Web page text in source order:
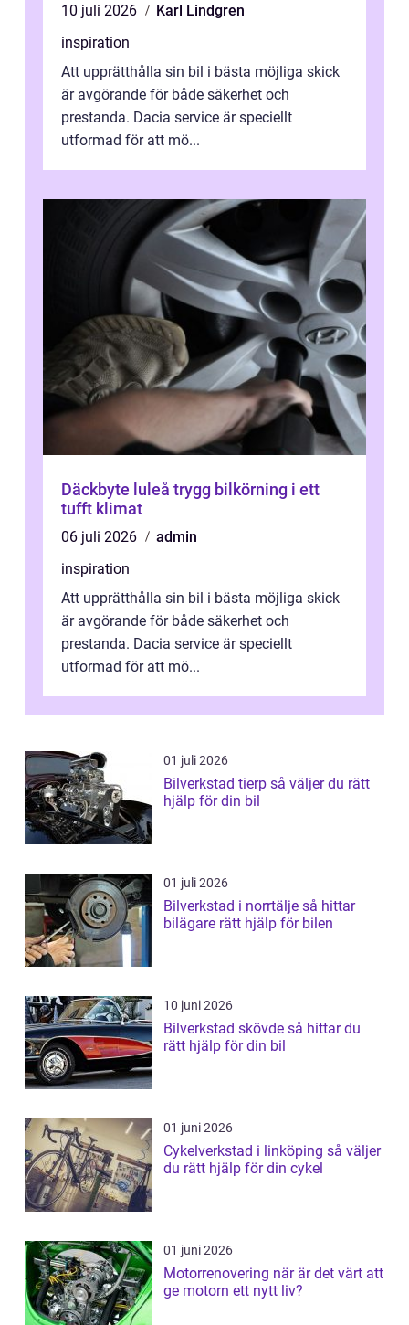
10 juli 2026
Karl Lindgren
inspiration
Att upprätthålla sin bil i bästa möjliga skick
är avgörande för både säkerhet och
prestanda. Dacia service är speciellt
utformad för att mö...
Däckbyte luleå trygg bilkörning i ett
tufft klimat
06 juli 2026
admin
inspiration
Att upprätthålla sin bil i bästa möjliga skick
är avgörande för både säkerhet och
prestanda. Dacia service är speciellt
utformad för att mö...
01 juli 2026
Bilverkstad tierp så väljer du rätt
hjälp för din bil
01 juli 2026
Bilverkstad i norrtälje så hittar
bilägare rätt hjälp för bilen
10 juni 2026
Bilverkstad skövde så hittar du
rätt hjälp för din bil
01 juni 2026
Cykelverkstad i linköping så väljer
du rätt hjälp för din cykel
01 juni 2026
Motorrenovering när är det värt att
ge motorn ett nytt liv?